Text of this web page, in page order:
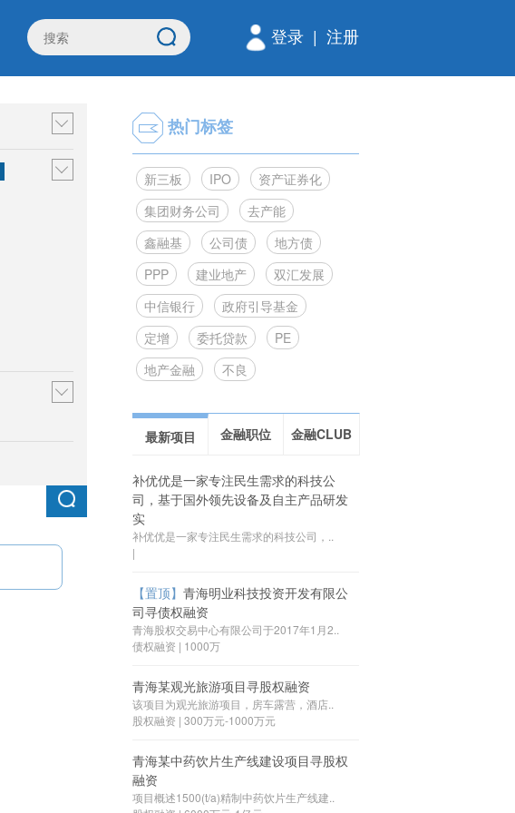
登录 | 注册
热门标签
新三板 IPO
资产证券化
集团财务公司
去产能
鑫融基
公司债
地方债
PPP
建业地产
双汇发展
中信银行
政府引导基金
定增
委托贷款
PE
地产金融
不良
最新项目 金融职位 金融CLUB
补优优是一家专注民生需求的科技公
司，基于国外领先设备及自主产品研发
实
补优优是一家专注民生需求的科技公司，..
|
【置顶】 青海明业科技投资开发有限公
司寻债权融资
青海股权交易中心有限公司于2017年1月2..
债权融资 | 1000万
青海某观光旅游项目寻股权融资
该项目为观光旅游项目，房车露营，酒店..
股权融资 | 300万元-1000万元
青海某中药饮片生产线建设项目寻股权
融资
项目概述1500(t/a)精制中药饮片生产线建..